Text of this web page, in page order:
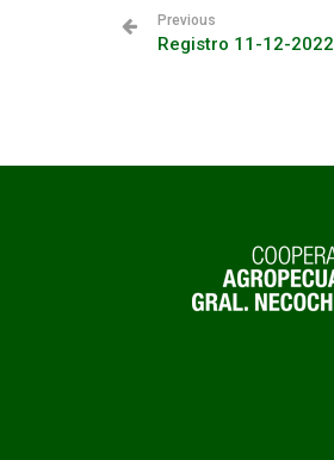
Previous
Registro 11-12-2022